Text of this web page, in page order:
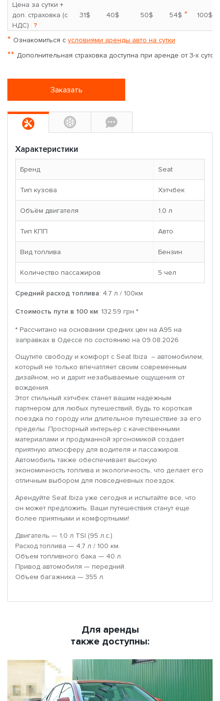
Цена за сутки +
доп. страховка (с
НДС)
?
31$ 40$ 50$ 54$ * 100$
* Ознакомиться с условиями аренды авто на сутки
** Дополнительная страховка доступна при аренде от 3-х суток
Заказать
Характеристики
Бренд Seat
Тип кузова Хэтчбек
Объём двигателя 1.0 л
Тип КПП Авто
Вид топлива Бензин
Количество пассажиров 5 чел
Средний расход топлива: 4.7 л / 100км
Стоимость пути в 100 км: 132.59 грн *
* Рассчитано на основании средних цен на A95 на
заправках в Одессе по состоянию на 09.08.2026
Ощутите свободу и комфорт с Seat Ibiza – автомобилем,
который не только впечатляет своим современным
дизайном, но и дарит незабываемые ощущения от
вождения.
Этот стильный хэтчбек станет вашим надежным
партнером для любых путешествий, будь то короткая
поездка по городу или длительное путешествие за его
пределы. Просторный интерьер с качественными
материалами и продуманной эргономикой создает
приятную атмосферу для водителя и пассажиров.
Автомобиль также обеспечивает высокую
экономичность топлива и экологичность, что делает его
отличным выбором для повседневных поездок.
Арендуйте Seat Ibiza уже сегодня и испытайте все, что
он может предложить. Ваши путешествия станут еще
более приятными и комфортными!
Двигатель — 1,0 л TSI (95 л.с.)
Расход топлива — 4,7 л / 100 км.
Объем топливного бака — 40 л.
Привод автомобиля — передний.
Объем багажника — 355 л.
Для аренды
также доступны: